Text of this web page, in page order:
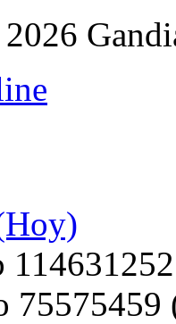
75575459